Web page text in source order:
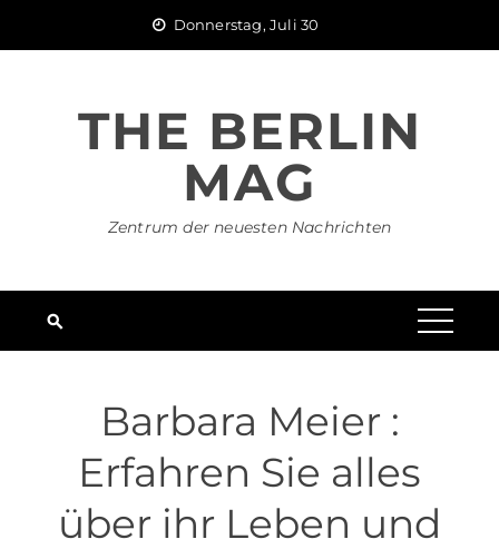
Donnerstag, Juli 30
THE BERLIN
MAG
Zentrum der neuesten Nachrichten
Barbara Meier :
Erfahren Sie alles
über ihr Leben und